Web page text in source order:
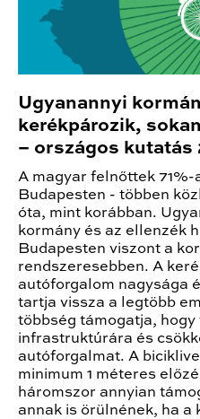
Ugyanannyi
kerékpározik,
– országos kutatás
A magyar felnőttek
Budapesten - többen
óta, mint korábban.
kormány és az ellenzék
Budapesten viszont a
rendszeresebben. A
autóforgalom nagysága
tartja vissza a legtöbb
többség támogatja,
infrastruktúrára és
autóforgalmat. A
minimum 1 méteres
háromszor annyian
annak is örülnének, ha